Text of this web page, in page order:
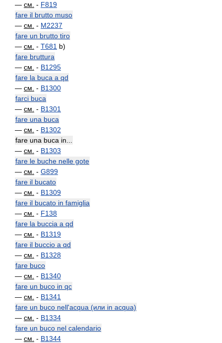
— см. - F819
fare il brutto muso
— см. - M2237
fare un brutto tiro
— см. - T681 b)
fare bruttura
— см. - B1295
fare la buca a qd
— см. - B1300
farci buca
— см. - B1301
fare una buca
— см. - B1302
fare una buca in...
— см. - B1303
fare le buche nelle gote
— см. - G899
fare il bucato
— см. - B1309
fare il bucato in famiglia
— см. - F138
fare la buccia a qd
— см. - B1319
fare il buccio a qd
— см. - B1328
fare buco
— см. - B1340
fare un buco in qc
— см. - B1341
fare un buco nell'acqua (или in acqua)
— см. - B1334
fare un buco nel calendario
— см. - B1344